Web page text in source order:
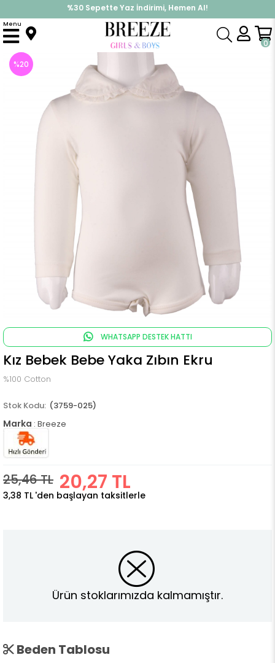
%30 Sepette Yaz İndirimi, Hemen Al!
İndirimlere ek %10 İndirimi Kap, Hemen Üye Ol!
0
Menu
Anasayfa Pijama & İç Giyim KIZ Zıbın Kız Bebek Bebe Yaka Zıbın Ekru
%20
WHATSAPP DESTEK HATTI
Kız Bebek Bebe Yaka Zıbın Ekru
%100 Cotton
(3759-025)
Marka : Breeze
25,46 TL 20,27 TL
3,38 TL 'den başlayan taksitlerle
Ürün stoklarımızda kalmamıştır.
Beden Tablosu